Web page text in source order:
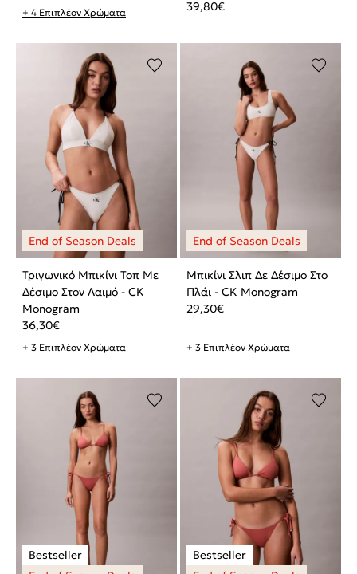
+ 4 Επιπλέον Χρώματα
39,80€
Τριγωνικό Μπικίνι Τοπ Με
Δέσιμο Στον Λαιμό - CK
Monogram
36,30€
+ 3 Επιπλέον Χρώματα
Μπικίνι Σλιπ Δε Δέσιμο Στο
Πλάι - CK Monogram
29,30€
+ 3 Επιπλέον Χρώματα